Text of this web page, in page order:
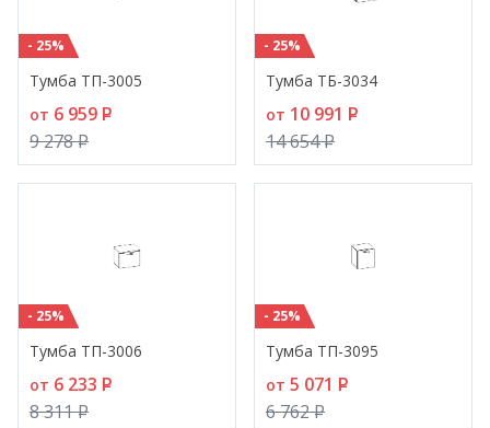
- 25%
Тумба ТП-3005
от 6 959 P
9 278P
- 25%
Тумба ТБ-3034
от 10 991 P
14 654P
- 25%
Тумба ТП-3006
от 6 233 P
8 311P
- 25%
Тумба ТП-3095
от 5 071 P
6 762P